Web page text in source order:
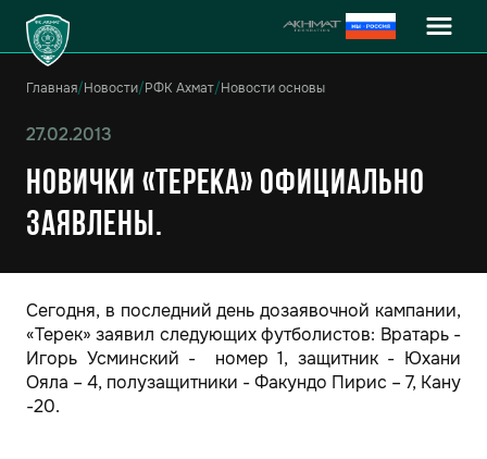
Главная/Новости/РФК Ахмат/Новости основы
27.02.2013
Новички «Терека» официально
заявлены.
Сегодня, в последний день дозаявочной кампании,
«Терек» заявил следующих футболистов: Вратарь -
Игорь Усминский - номер 1, защитник - Юхани
Ояла – 4, полузащитники - Факундо Пирис – 7, Кану
-20.